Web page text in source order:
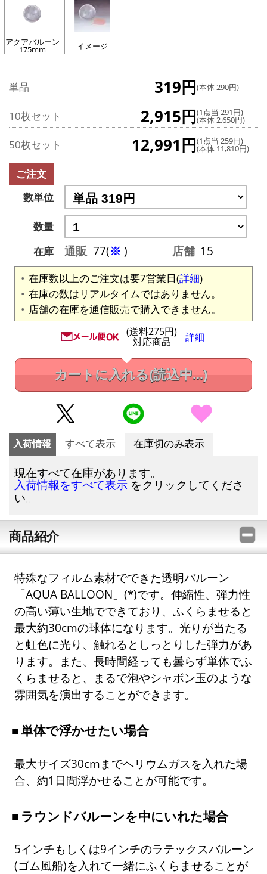
アクアバルーン
175mm イメージ
単品 319円(本体 290円)
10枚セット 2,915円(1点当 291円)
(本体 2,650円)
50枚セット 12,991円(1点当 259円)
(本体 11,810円)
ご注文
数単位
数量
在庫
通販 77(※ ) 店舗 15
在庫数以上のご注文は要7営業日(詳細)
在庫の数はリアルタイムではありません。
店舗の在庫を通信販売で購入できません。
(送料275円)
対応商品 詳細
カートに入れる(読込中...)
入荷情報 すべて表示 在庫切のみ表示
現在すべて在庫があります。
入荷情報をすべて表示 をクリックしてくださ
い。
商品紹介
特殊なフィルム素材でできた透明バルーン
「AQUA BALLOON」(*)です。伸縮性、弾力性
の高い薄い生地でできており、ふくらませると
最大約30cmの球体になります。光りが当たる
と虹色に光り、触れるとしっとりした弾力があ
ります。また、長時間経っても曇らず単体でふ
くらませると、まるで泡やシャボン玉のような
雰囲気を演出することができます。
単体で浮かせたい場合
最大サイズ30cmまでヘリウムガスを入れた場
合、約1日間浮かせることが可能です。
ラウンドバルーンを中にいれた場合
5インチもしくは9インチのラテックスバルーン
(ゴム風船)を入れて一緒にふくらませることが